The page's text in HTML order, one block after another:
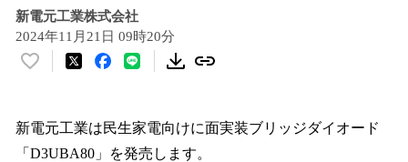
新電元工業株式会社
2024年11月21日 09時20分
い
！
数
新電元工業は民生家電向けに面実装ブリッジダイオード
「D3UBA80」を発売します。